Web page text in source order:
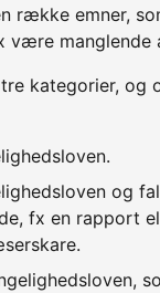
række emner,
være manglende
kategorier, og
og
fx en rapport